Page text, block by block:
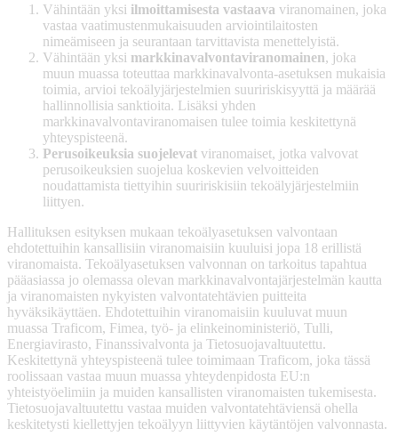
Vähintään yksi ilmoittamisesta vastaava viranomainen, joka
vastaa vaatimustenmukaisuuden arviointilaitosten
nimeämiseen ja seurantaan tarvittavista menettelyistä.
Vähintään yksi markkinavalvontaviranomainen, joka
muun muassa toteuttaa markkinavalvonta-asetuksen mukaisia
toimia, arvioi tekoälyjärjestelmien suuririskisyyttä ja määrää
hallinnollisia sanktioita. Lisäksi yhden
markkinavalvontaviranomaisen tulee toimia keskitettynä
yhteyspisteenä.
Perusoikeuksia suojelevat viranomaiset, jotka valvovat
perusoikeuksien suojelua koskevien velvoitteiden
noudattamista tiettyihin suuririskisiin tekoälyjärjestelmiin
liittyen.
Hallituksen esityksen mukaan tekoälyasetuksen valvontaan
ehdotettuihin kansallisiin viranomaisiin kuuluisi jopa 18 erillistä
viranomaista. Tekoälyasetuksen valvonnan on tarkoitus tapahtua
pääasiassa jo olemassa olevan markkinavalvontajärjestelmän kautta
ja viranomaisten nykyisten valvontatehtävien puitteita
hyväksikäyttäen. Ehdotettuihin viranomaisiin kuuluvat muun
muassa Traficom, Fimea, työ- ja elinkeinoministeriö, Tulli,
Energiavirasto, Finanssivalvonta ja Tietosuojavaltuutettu.
Keskitettynä yhteyspisteenä tulee toimimaan Traficom, joka tässä
roolissaan vastaa muun muassa yhteydenpidosta EU:n
yhteistyöelimiin ja muiden kansallisten viranomaisten tukemisesta.
Tietosuojavaltuutettu vastaa muiden valvontatehtäviensä ohella
keskitetysti kiellettyjen tekoälyyn liittyvien käytäntöjen valvonnasta.